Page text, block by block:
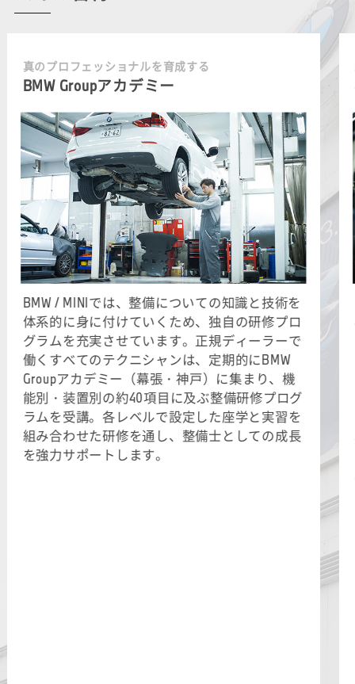
真のプロフェッショナルを育成する
BMW Groupアカデミー
BMW / MINIでは、整備についての知識と技術を
体系的に身に付けていくため、独自の研修プロ
グラムを充実させています。正規ディーラーで
働くすべてのテクニシャンは、定期的にBMW
Groupアカデミー（幕張・神戸）に集まり、機
能別・装置別の約40項目に及ぶ整備研修プログ
ラムを受講。各レベルで設定した座学と実習を
組み合わせた研修を通し、整備士としての成長
を強力サポートします。